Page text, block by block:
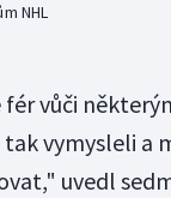
NHL
vůči
vymysleli a
uvedl